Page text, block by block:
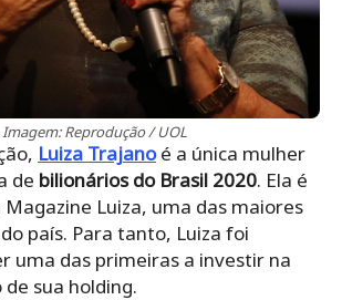
Imagem: Reprodução / UOL
Luiza Trajanoé a única mulher
de bilionários do Brasil 2020. Ela é
Luiza, uma das maiores
país. Para tanto, Luiza foi
uma das primeiras a investir na
sua holding.